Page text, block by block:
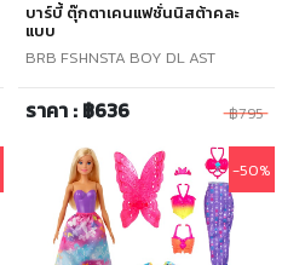
บาร์บี้ ตุ๊กตาเคนแฟชั่นนิสต้าคละ
แบบ
BRB FSHNSTA BOY DL AST
ราคา : ฿636 ฿795
-50%